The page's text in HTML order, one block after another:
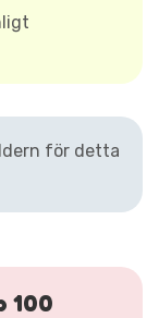
för detta
100